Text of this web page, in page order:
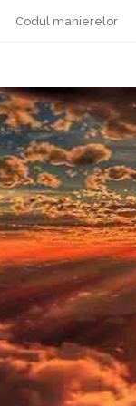
Codul manierelor